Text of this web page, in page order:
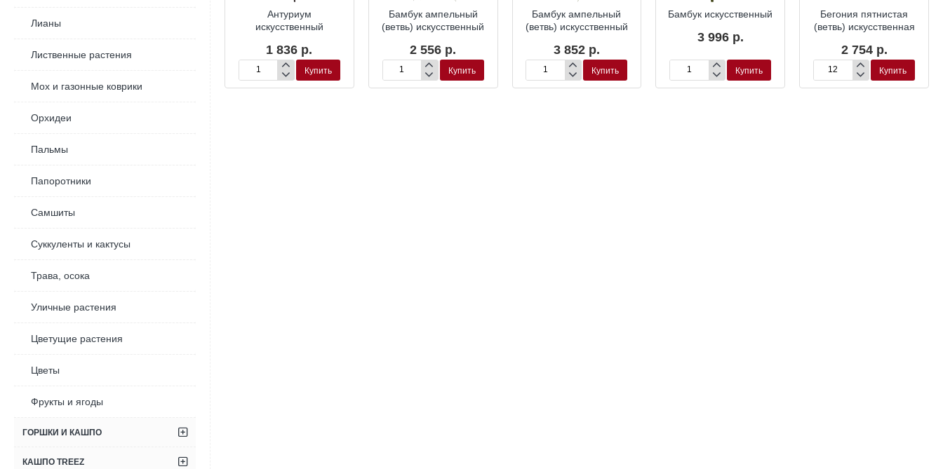
Лианы
Лиственные растения
Мох и газонные коврики
Орхидеи
Пальмы
Папоротники
Самшиты
Суккуленты и кактусы
Трава, осока
Уличные растения
Цветущие растения
Цветы
Фрукты и ягоды
ГОРШКИ И КАШПО
КАШПО TREEZ
амаранта
Антуриум
искусственный
1 836 р.
Антуриум
искусственный
Купить
Бамбук ампельный
(ветвь) искусственный
2 556 р.
Бамбук
ампельный
Купить
Бамбук ампельный
(ветвь) искусственный
3 852 р.
Бамбук
ампельный
Купить
Бамбук искусственный
3 996 р.
Бамбук
искусственный
Купить
Бегония пятнистая
(ветвь) искусственная
2 754 р.
Бегония
пятнистая
Купить